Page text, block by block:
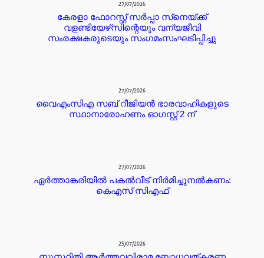
27/07/2026
കേരളാ ഫോറസ്റ്റ് സർപ്പാ സ്‌നെയ്ക്ക്
വളണ്ടിയേഴ്‌സിന്റെയും വന്യജീവി
സംരക്ഷകരുടെയും സംഗമംസംഘടിപ്പിച്ചു
27/07/2026
വൈഎംസിഎ സബ് റീജിയൻ ഭാരവാഹികളുടെ
സ്ഥാനാരോഹണം ഓഗസ്റ്റ് 2 ന്
27/07/2026
ഏർത്താങ്കരിയിൽ പകൽവീട് നിർമിച്ചുനൽകണം:
കെഎസ് സിഎഫ്
25/07/2026